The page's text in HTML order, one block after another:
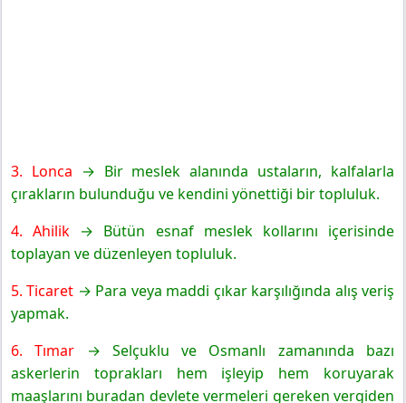
3. Lonca → Bir meslek alanında ustaların, kalfalarla
çırakların bulunduğu ve kendini yönettiği bir topluluk.
4. Ahilik → Bütün esnaf meslek kollarını içerisinde
toplayan ve düzenleyen topluluk.
5. Ticaret → Para veya maddi çıkar karşılığında alış veriş
yapmak.
6. Tımar → Selçuklu ve Osmanlı zamanında bazı
askerlerin toprakları hem işleyip hem koruyarak
maaşlarını buradan devlete vermeleri gereken vergiden